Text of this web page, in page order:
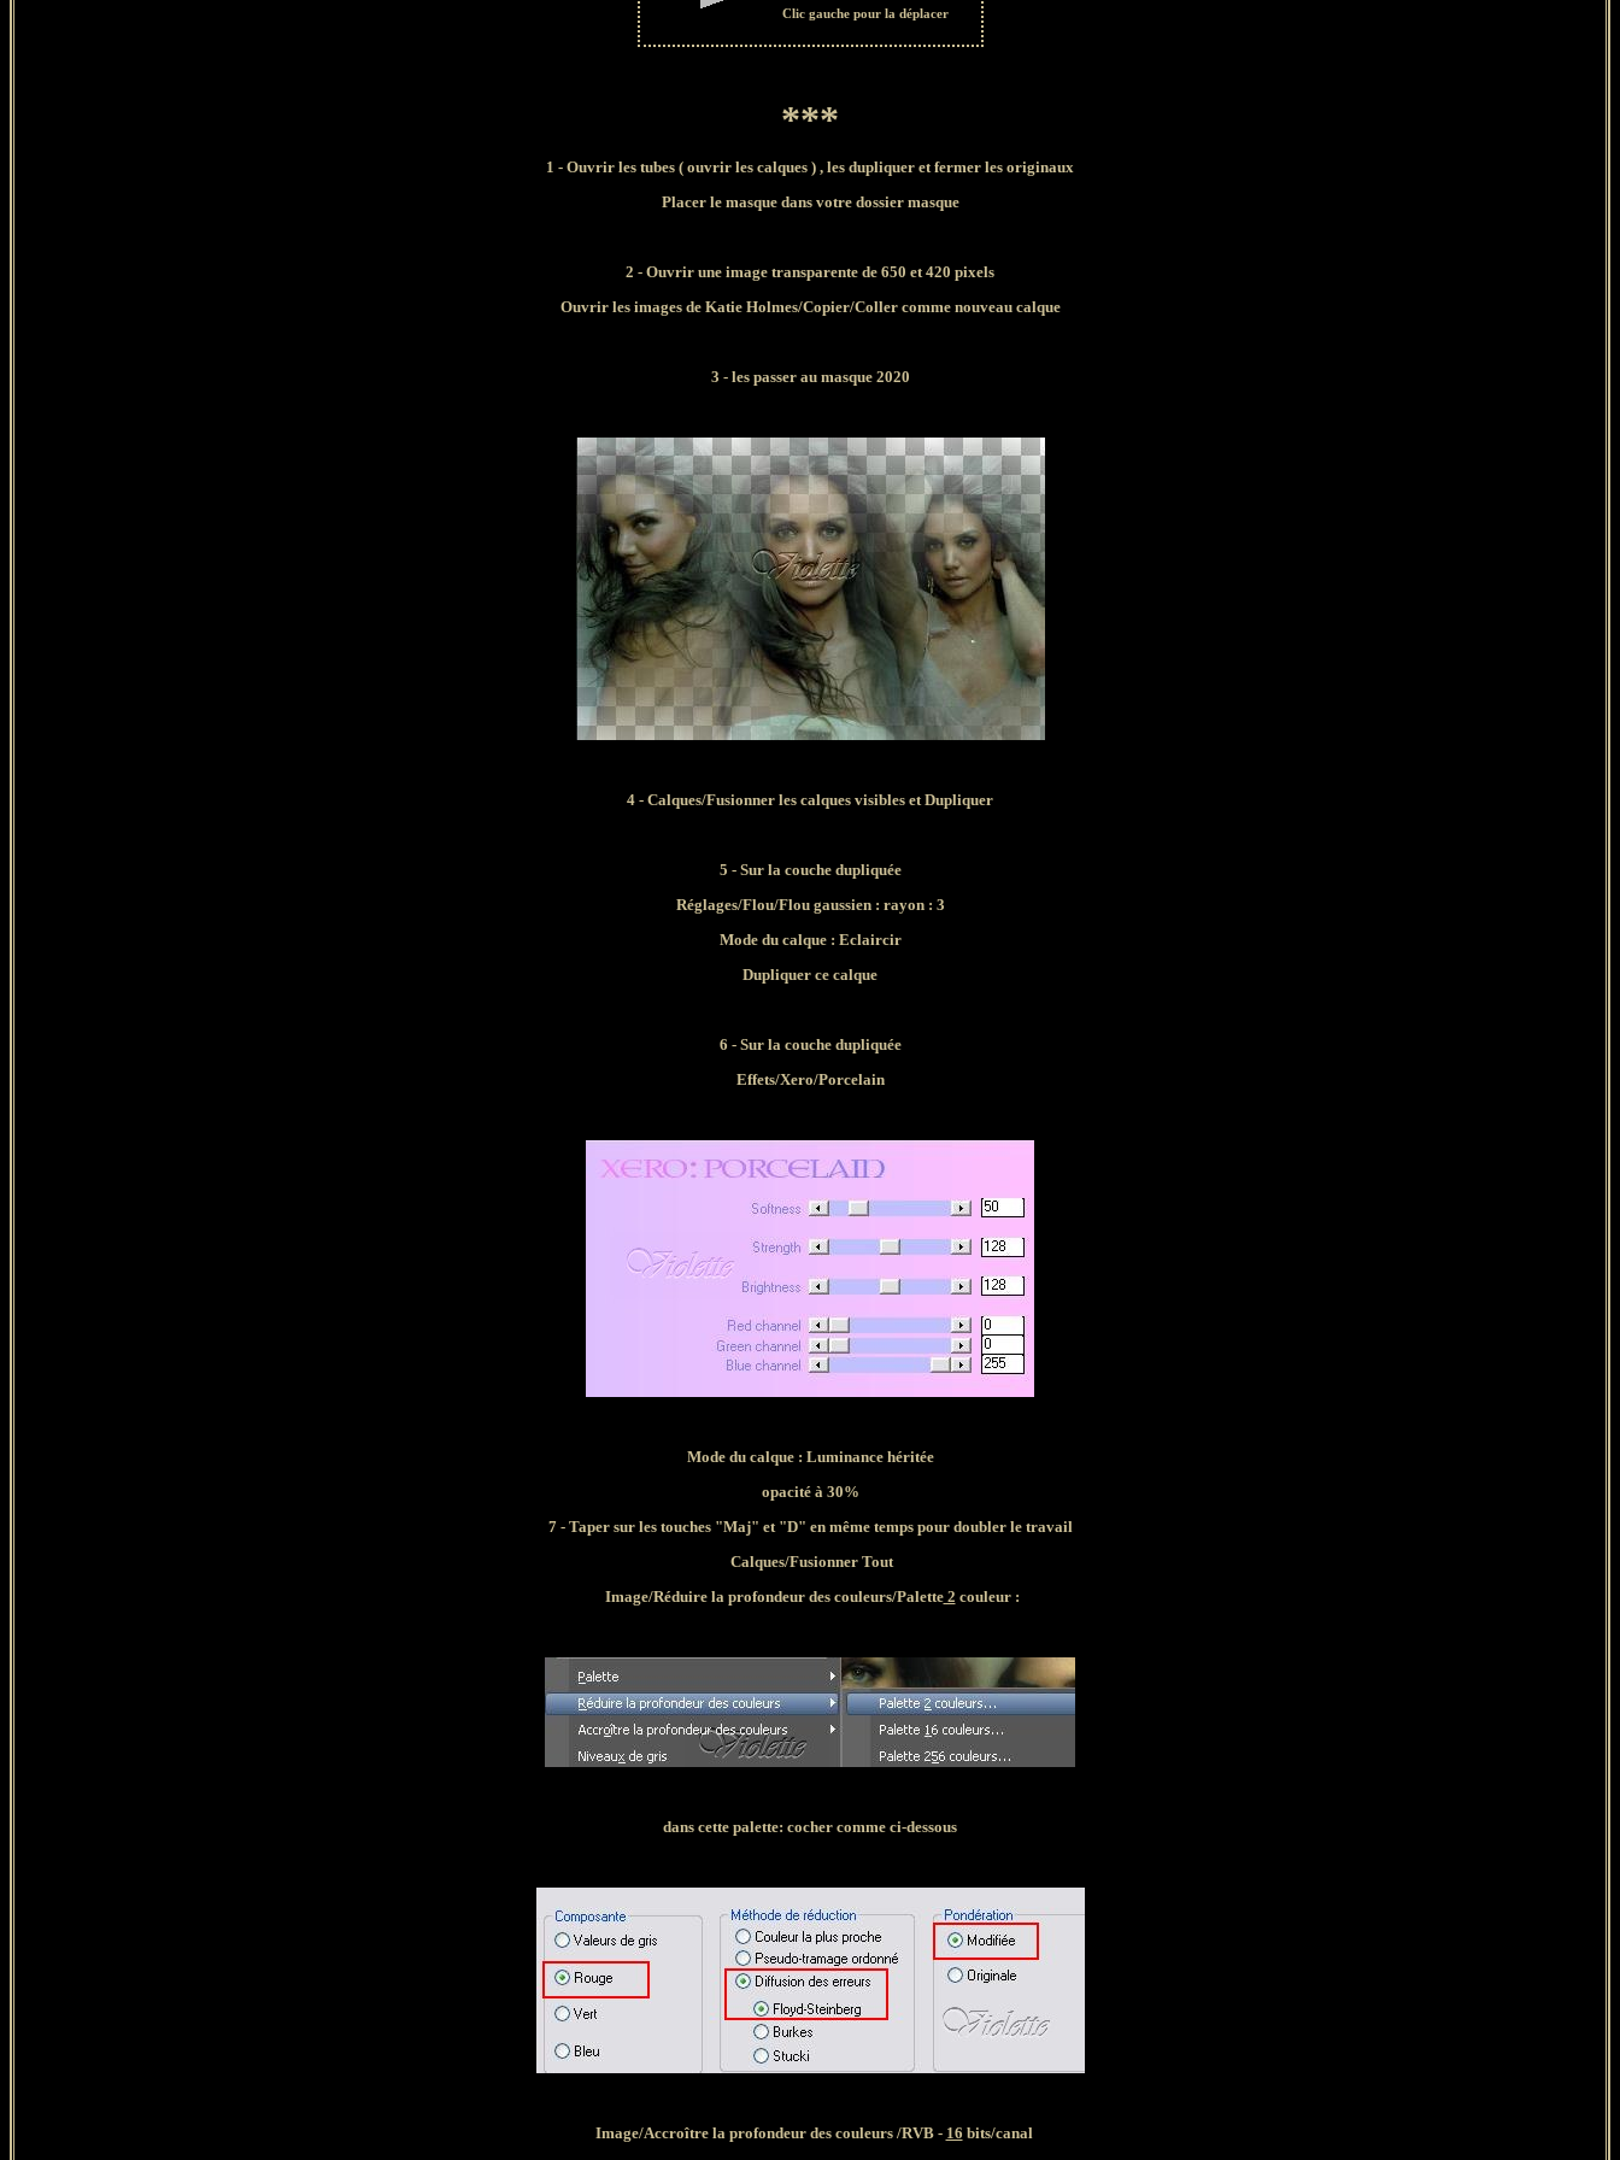
Clic gauche pour la déplacer
***
1 - Ouvrir les tubes ( ouvrir les calques ) , les dupliquer et fermer les originaux
Placer le masque dans votre dossier masque
2 - Ouvrir une image transparente de 650 et 420 pixels
Ouvrir les images de Katie Holmes/Copier/Coller comme nouveau calque
3 - les passer au masque 2020
4 - Calques/Fusionner les calques visibles et Dupliquer
5 - Sur la couche dupliquée
Réglages/Flou/Flou gaussien : rayon : 3
Mode du calque : Eclaircir
Dupliquer ce calque
6 - Sur la couche dupliquée
Effets/Xero/Porcelain
Mode du calque : Luminance héritée
opacité à 30%
7 - Taper sur les touches "Maj" et "D" en même temps pour doubler le travail
Calques/Fusionner Tout
Image/Réduire la profondeur des couleurs/Palette2 couleur :
dans cette palette: cocher comme ci-dessous
Image/Accroître la profondeur des couleurs /RVB - 16 bits/canal